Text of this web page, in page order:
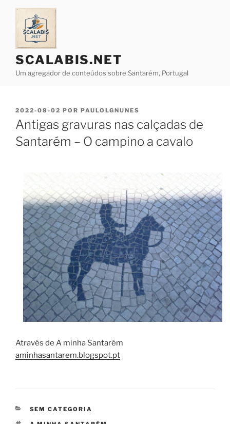
Saltar
conteúdo
SCALABIS.NET
Um agregador de conteúdos sobre Santarém, Portugal
PUBLICADO
EM
2022-08-02 POR PAULOLGNUNES
Antigas gravuras nas calçadas de
Santarém – O campino a cavalo
Através de A minha Santarém
aminhasantarem.blogspot.pt
CATEGORIAS
SEM CATEGORIA